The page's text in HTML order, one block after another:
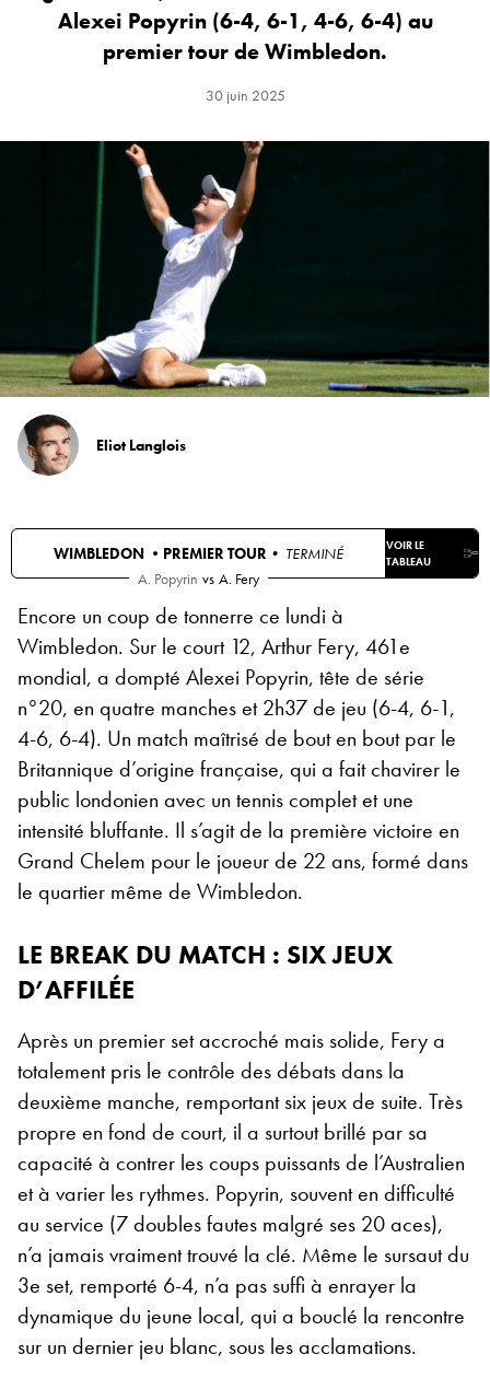
Alexei Popyrin (6-4, 6-1, 4-6, 6-4) au
premier tour de Wimbledon.
30 juin 2025
Eliot Langlois
WIMBLEDON • PREMIER TOUR • TERMINÉ
VOIR LE
TABLEAU
A. Popyrin vs A. Fery
Encore un coup de tonnerre ce lundi à
Wimbledon. Sur le court 12, Arthur Fery, 461e
mondial, a dompté Alexei Popyrin, tête de série
n°20, en quatre manches et 2h37 de jeu (6-4, 6-1,
4-6, 6-4). Un match maîtrisé de bout en bout par le
Britannique d’origine française, qui a fait chavirer le
public londonien avec un tennis complet et une
intensité bluffante. Il s’agit de la première victoire en
Grand Chelem pour le joueur de 22 ans, formé dans
le quartier même de Wimbledon.
LE BREAK DU MATCH : SIX JEUX
D’AFFILÉE
Après un premier set accroché mais solide, Fery a
totalement pris le contrôle des débats dans la
deuxième manche, remportant six jeux de suite. Très
propre en fond de court, il a surtout brillé par sa
capacité à contrer les coups puissants de l’Australien
et à varier les rythmes. Popyrin, souvent en difficulté
au service (7 doubles fautes malgré ses 20 aces),
n’a jamais vraiment trouvé la clé. Même le sursaut du
3e set, remporté 6-4, n’a pas suffi à enrayer la
dynamique du jeune local, qui a bouclé la rencontre
sur un dernier jeu blanc, sous les acclamations.